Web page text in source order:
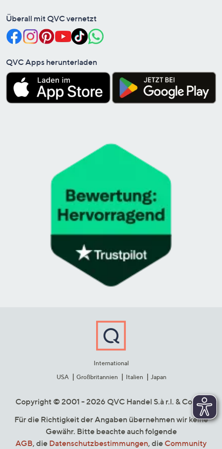
Überall mit QVC vernetzt
QVC Apps herunterladen
International
USA
Großbritannien Italien Japan
Copyright © 2001 - 2026 QVC Handel S.à r.l. & Co. KG
Für die Richtigkeit der Angaben übernehmen wir keine
Gewähr. Bitte beachte auch folgende
AGB, die Datenschutzbestimmungen, die Community